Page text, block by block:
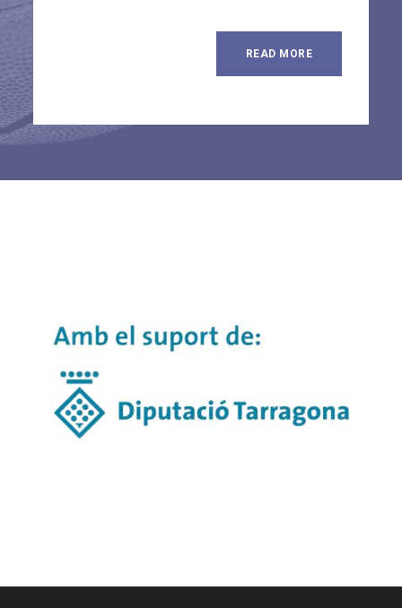
READ MORE